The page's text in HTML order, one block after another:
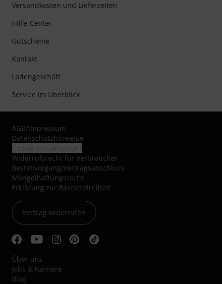
Versandkosten und Lieferzeiten
Hilfe-Center
Gutscheine
Kontakt
Ladengeschäft
Service im Überblick
AGB/Impressum
Datenschutzhinweise
Widerrufsrecht für Verbraucher
Bestellvorgang/Vertragsabschluss
Mängelhaftungsrecht
Erklärung zur Barrierefreiheit
Vertrag widerrufen
Über uns
Jobs & Karriere
Blog